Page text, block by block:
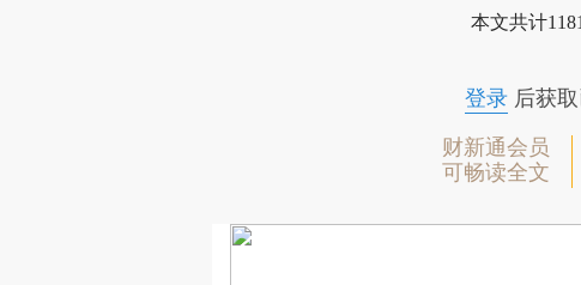
本文共计
登录后获取
财新通会员
可畅读全文